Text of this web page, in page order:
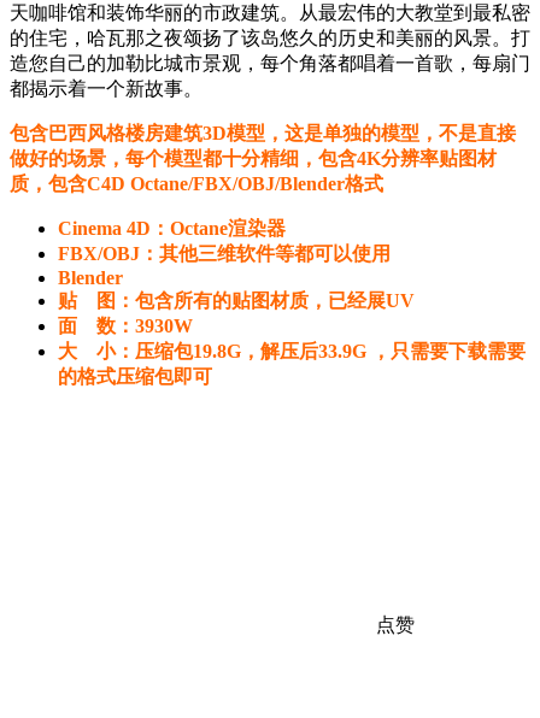
天咖啡馆和装饰华丽的市政建筑。从最宏伟的大教堂到最私密
的住宅，哈瓦那之夜颂扬了该岛悠久的历史和美丽的风景。打
造您自己的加勒比城市景观，每个角落都唱着一首歌，每扇门
都揭示着一个新故事。
包含巴西风格楼房建筑3D模型，这是单独的模型，不是直接
做好的场景，每个模型都十分精细，包含4K分辨率贴图材
质，包含C4D Octane/FBX/OBJ/Blender格式
Cinema 4D：Octane渲染器
FBX/OBJ：其他三维软件等都可以使用
Blender
贴 图：包含所有的贴图材质，已经展UV
面 数：3930W
大 小：压缩包19.8G，解压后33.9G ，只需要下载需要
的格式压缩包即可
点赞